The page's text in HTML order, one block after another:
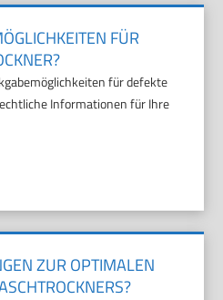
FÜR
für defekte
Informationen für Ihre
ZUR OPTIMALEN